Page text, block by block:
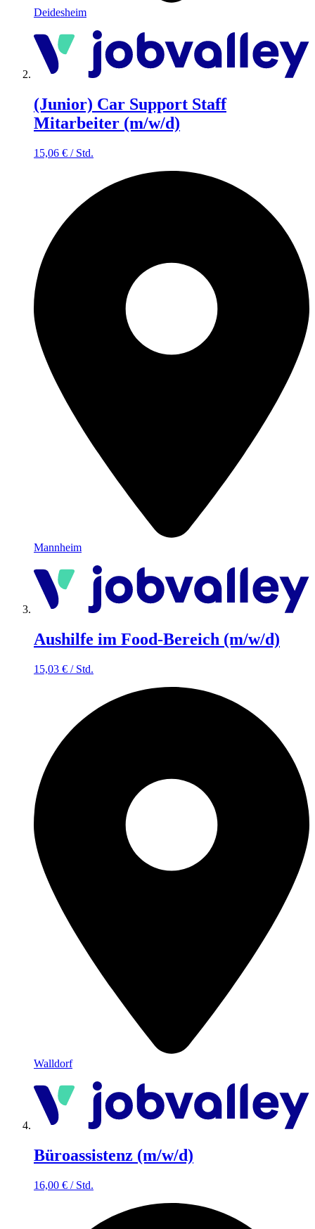
Deidesheim
(Junior) Car Support Staff
Mitarbeiter (m/w/d)
15,06 € / Std.
Mannheim
Aushilfe im Food-Bereich (m/w/d)
15,03 € / Std.
Walldorf
Büroassistenz (m/w/d)
16,00 € / Std.